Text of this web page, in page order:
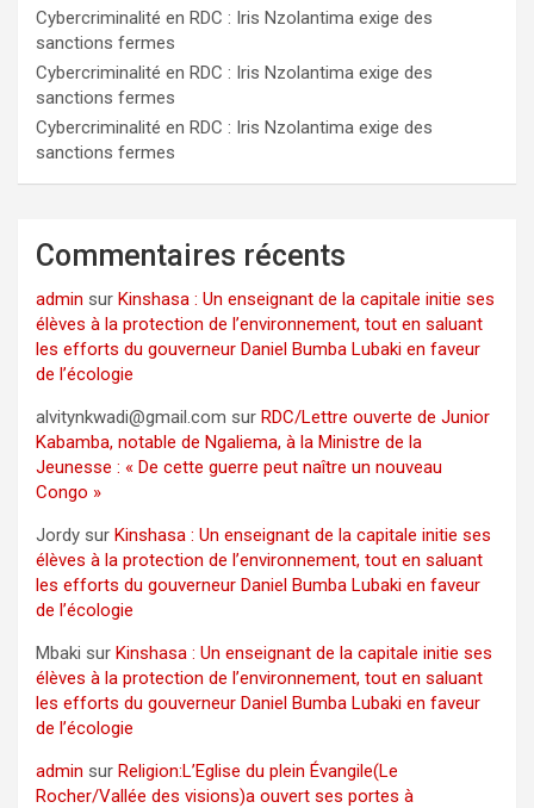
Cybercriminalité en RDC : Iris Nzolantima exige des
sanctions fermes
Cybercriminalité en RDC : Iris Nzolantima exige des
sanctions fermes
Cybercriminalité en RDC : Iris Nzolantima exige des
sanctions fermes
Commentaires récents
admin sur Kinshasa : Un enseignant de la capitale initie ses
élèves à la protection de l’environnement, tout en saluant
les efforts du gouverneur Daniel Bumba Lubaki en faveur
de l’écologie
alvitynkwadi@gmail.com sur RDC/Lettre ouverte de Junior
Kabamba, notable de Ngaliema, à la Ministre de la
Jeunesse : « De cette guerre peut naître un nouveau
Congo »
Jordy sur Kinshasa : Un enseignant de la capitale initie ses
élèves à la protection de l’environnement, tout en saluant
les efforts du gouverneur Daniel Bumba Lubaki en faveur
de l’écologie
Mbaki sur Kinshasa : Un enseignant de la capitale initie ses
élèves à la protection de l’environnement, tout en saluant
les efforts du gouverneur Daniel Bumba Lubaki en faveur
de l’écologie
admin sur Religion:L’Eglise du plein Évangile(Le
Rocher/Vallée des visions)a ouvert ses portes à